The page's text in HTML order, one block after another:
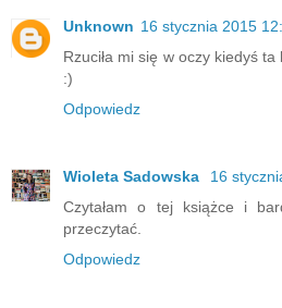
Unknown 16 stycznia 2015
Rzuciła mi się w oczy kiedyś
:)
Odpowiedz
Wioleta Sadowska
16
Czytałam o tej książce i
przeczytać.
Odpowiedz